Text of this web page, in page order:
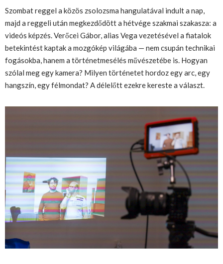
Szombat reggel a közös zsolozsma hangulatával indult a nap,
majd a reggeli után megkezdődött a hétvége szakmai szakasza: a
videós képzés. Verőcei Gábor, alias Vega vezetésével a fiatalok
betekintést kaptak a mozgókép világába — nem csupán technikai
fogásokba, hanem a történetmesélés művészetébe is. Hogyan
szólal meg egy kamera? Milyen történetet hordoz egy arc, egy
hangszín, egy félmondat? A délelőtt ezekre kereste a választ.